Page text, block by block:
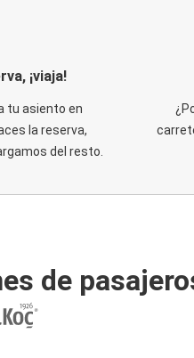
¡viaja!
tu asiento en
la reserva,
del resto.
de